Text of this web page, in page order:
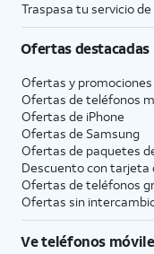
Traspasa tu servicio
Ofertas destacadas
Ofertas y promociones
Ofertas de teléfonos
Ofertas de iPhone
Ofertas de Samsung
Ofertas de paquetes
Descuento con tarjeta
Ofertas de teléfonos
Ofertas sin
Ve teléfonos